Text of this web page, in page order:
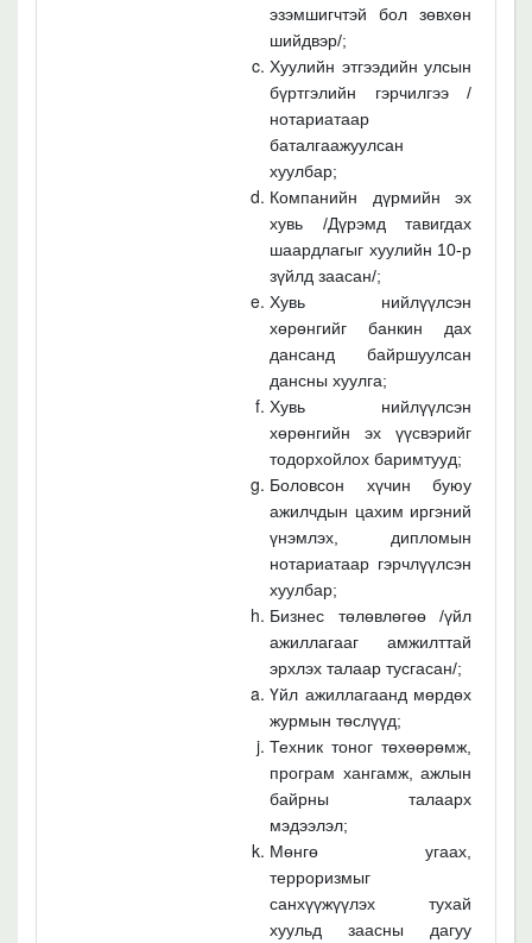
эзэмшигчтэй бол зөвхөн
шийдвэр/;
Хуулийн этгээдийн улсын
бүртгэлийн гэрчилгээ /
нотариатаар
баталгаажуулсан
хуулбар;
Компанийн дүрмийн эх
хувь /Дүрэмд тавигдах
шаардлагыг хуулийн 10-р
зүйлд заасан/;
Хувь нийлүүлсэн
хөрөнгийг банкин дах
дансанд байршуулсан
дансны хуулга;
Хувь нийлүүлсэн
хөрөнгийн эх үүсвэрийг
тодорхойлох баримтууд;
Боловсон хүчин буюу
ажилчдын цахим иргэний
үнэмлэх, дипломын
нотариатаар гэрчлүүлсэн
хуулбар;
Бизнес төлөвлөгөө /үйл
ажиллагааг амжилттай
эрхлэх талаар тусгасан/;
Үйл ажиллагаанд мөрдөх
журмын төслүүд;
Техник тоног төхөөрөмж,
програм хангамж, ажлын
байрны талаарх
мэдээлэл;
Мөнгө угаах,
терроризмыг
санхүүжүүлэх тухай
хуульд заасны дагуу